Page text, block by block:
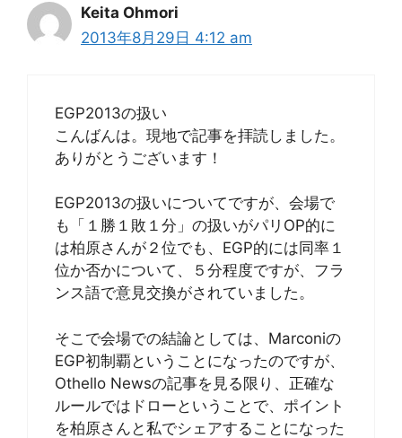
Keita Ohmori
2013年8月29日 4:12 am
EGP2013の扱い
こんばんは。現地で記事を拝読しました。
ありがとうございます！
EGP2013の扱いについてですが、会場で
も「１勝１敗１分」の扱いがパリOP的に
は柏原さんが２位でも、EGP的には同率１
位か否かについて、５分程度ですが、フラ
ンス語で意見交換がされていました。
そこで会場での結論としては、Marconiの
EGP初制覇ということになったのですが、
Othello Newsの記事を見る限り、正確な
ルールではドローということで、ポイント
を柏原さんと私でシェアすることになった